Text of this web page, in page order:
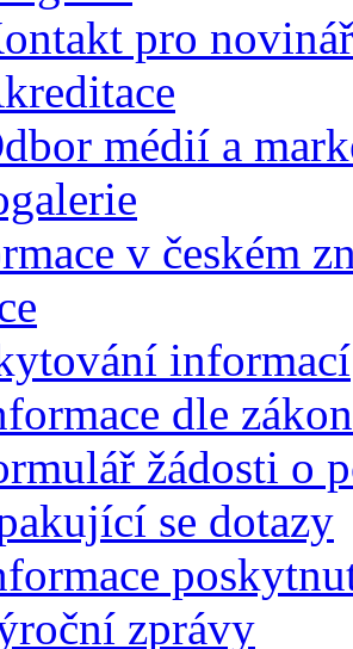
pro
médií a
v českém
informací
dle
žádosti o
se dotazy
zprávy